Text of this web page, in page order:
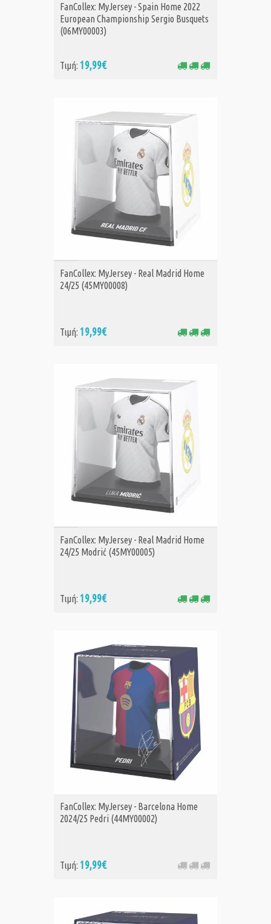
ΑΓΟΡΑ
FanCollex: MyJersey - Spain Home 2022
European Championship Sergio Busquets
(06MY00003)
Τιμή: 19,99€
ΑΓΟΡΑ
FanCollex: MyJersey - Real Madrid Home
24/25 (45MY00008)
Τιμή: 19,99€
ΑΓΟΡΑ
FanCollex: MyJersey - Real Madrid Home
24/25 Modrić (45MY00005)
Τιμή: 19,99€
FanCollex: MyJersey - Barcelona Home
2024/25 Pedri (44MY00002)
Τιμή: 19,99€